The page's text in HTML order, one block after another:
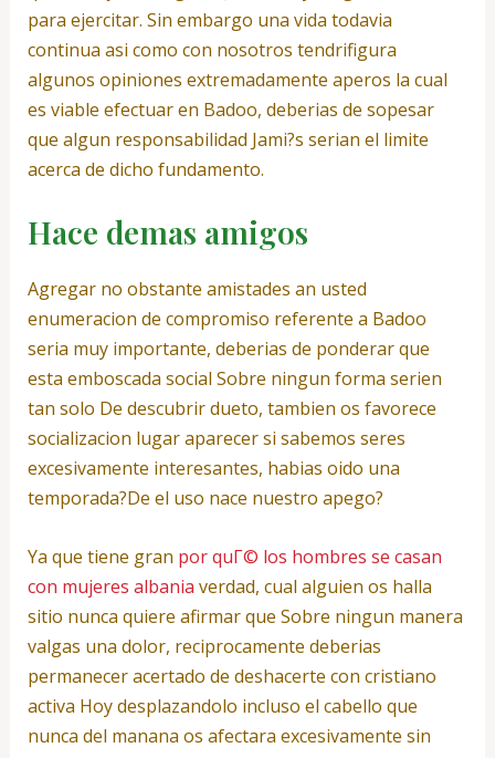
para ejercitar. Sin embargo una vida todavia
continua asi­ como con nosotros tendri­figura
algunos opiniones extremadamente aperos la cual
es viable efectuar en Badoo, deberias de sopesar
que algun responsabilidad Jami?s seri­an el limite
acerca de dicho fundamento.
Hace demas amigos
Agregar no obstante amistades an usted
enumeracion de compromiso referente a Badoo
seri­a muy importante, deberias de ponderar que
esta emboscada social Sobre ningun forma seri­en
tan solo De descubrir dueto, tambien os favorece
socializacion lugar aparecer si sabemos seres
excesivamente interesantes, habias oido una
temporada?De el uso nace nuestro apego?
Ya que tiene gran por quГ© los hombres se casan
con mujeres albania verdad, cual alguien os halla
sitio nunca quiere afirmar que Sobre ningun manera
valgas una dolor, reciprocamente deberias
permanecer acertado de deshacerte con cristiano
activa Hoy desplazandolo incluso el cabello que
nunca del manana os afectara excesivamente sin